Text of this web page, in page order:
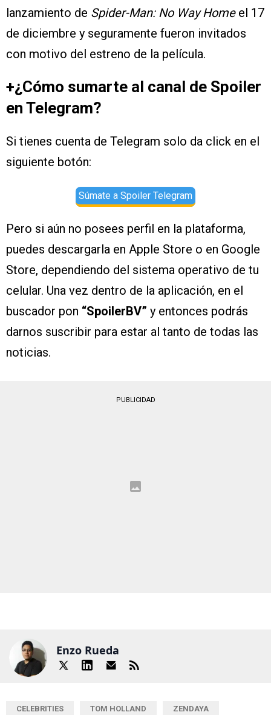
lanzamiento de Spider-Man: No Way Homeel 17
de diciembre y seguramente fueron invitados
con motivo del estreno de la película.
+¿Cómo sumarte al canal de Spoiler
en Telegram?
Si tienes cuenta de Telegram solo da click en el
siguiente botón:
Súmate a Spoiler Telegram
Pero si aún no posees perfil en la plataforma,
puedes descargarla en Apple Store o en Google
Store, dependiendo del sistema operativo de tu
celular. Una vez dentro de la aplicación, en el
buscador pon “SpoilerBV” y entonces podrás
darnos suscribir para estar al tanto de todas las
noticias.
PUBLICIDAD
Enzo Rueda
CELEBRITIES TOM HOLLAND ZENDAYA